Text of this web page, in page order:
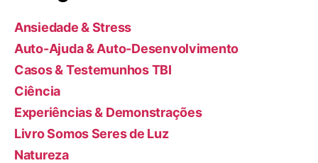
Ansiedade & Stress
Auto-Ajuda & Auto-Desenvolvimento
Casos & Testemunhos TBI
Ciência
Experiências & Demonstrações
Livro Somos Seres de Luz
Natureza